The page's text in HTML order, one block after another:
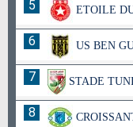
5 ETOILE
6 US BEN
7 STADE
8